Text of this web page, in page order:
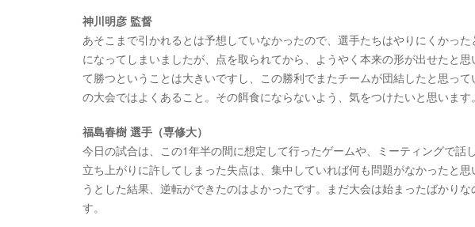
神川明彦 監督
あそこまで引かれるとは予想していなかったので、選手たちはやりにくかっ
になってしまいましたが、点を取られてから、ようやく本来の形が出せたと
て勝つということは大きいですし、この勝利でまたチームが団結したと思っ
の大会ではよくあること。その餌食にならないよう、気をつけたいと思います。
福島春樹 選手（専修大）
今日の試合は、この1年半の間に想定して行ったゲームや、ミーティングで
立ち上がりに許してしまった失点は、集中していれば何も問題がなかったと
うとした結果、逆転ができたのはよかったです。まだ大会は始まったばかり
す。